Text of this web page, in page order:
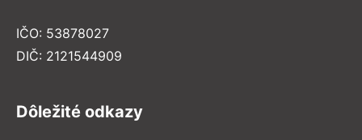
IČO: 53878027
DIČ: 2121544909
Dôležité odkazy